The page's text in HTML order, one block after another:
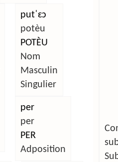
putˈɛɔ
potèu
POTÈU
Nom
Masculin
Singulier
per
per
PER
Adposition